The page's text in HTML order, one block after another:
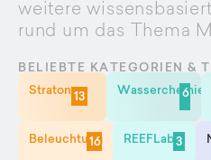
weitere
rund um das Thema
BELIEBTE KATEGORIEN &
Straton 13 Wasserchemie
6
Beleuchtung
16 REEFLab3